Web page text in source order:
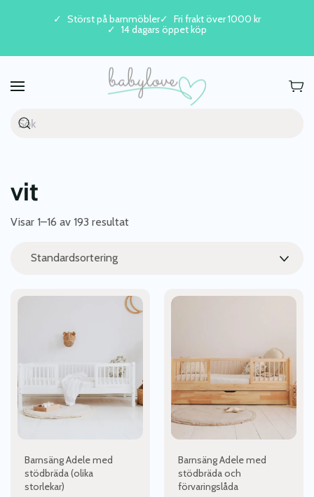
Skip to main content
Störst på barnmöbler
Fri frakt över 1000 kr
14 dagars öppet köp
vit
Visar 1–16 av 193 resultat
Barnsäng Adele med
stödbräda (olika
storlekar)
Den
De
olika
alternativen
kan
produktsidan
Barnsäng Adele med
stödbräda och
förvaringslåda
Den
flera
varianter.
De
olika
alternativen
kan
produktsidan